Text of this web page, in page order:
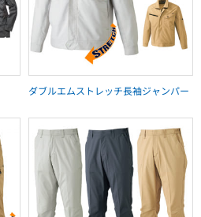
ダブルエムストレッチ長袖ジャンパー